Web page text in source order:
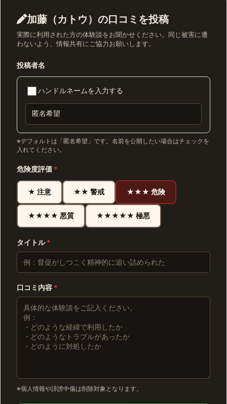
加藤（カトウ）の口コミを投稿
実際に利用された方の体験談をお聞かせください。同じ被害に遭
わないよう、情報共有にご協力お願いします。
投稿者名
ハンドルネームを入力する
※デフォルトは「匿名希望」です。名前を公開したい場合はチェックを
入れてください。
危険度評価 *
★ 注意 ★★ 警戒 ★★★ 危険
★★★★ 悪質 ★★★★★ 極悪
タイトル*
口コミ内容 *
※個人情報や誹謗中傷は削除対象となります。